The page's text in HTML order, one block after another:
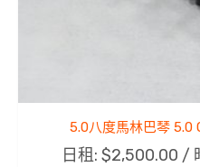
5.0八度馬林巴琴 5.0
日租: $2,500.00 /